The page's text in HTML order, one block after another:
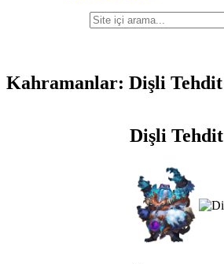
Kahramanlar: Dişli Tehdit
Dişli Tehdit